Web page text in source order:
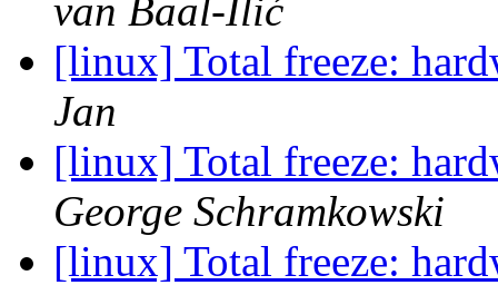
van Baal-Ilić
[linux] Total freeze:
Jan
[linux] Total freeze:
George Schramkowski
[linux] Total freeze: